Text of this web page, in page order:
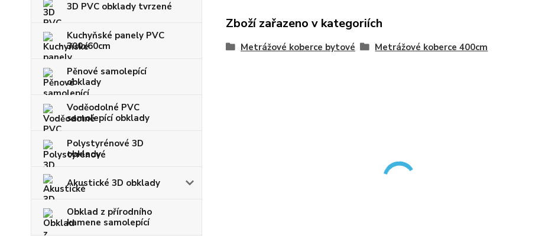
3D PVC obklady tvrzené
Kuchyňské panely PVC
300x60cm
Pěnové samolepící
obklady
Voděodolné PVC
samolepící obklady
Polystyrénové 3D
obklady
Akustické 3D obklady
Obklad z přírodního
kamene samolepící
Zboží zařazeno v kategoriích
Metrážové koberce bytové Metrážové koberce 400cm